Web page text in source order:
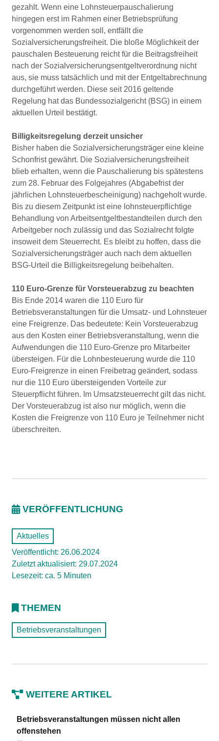
gezahlt. Wenn eine Lohnsteuerpauschalierung
hingegen erst im Rahmen einer Betriebsprüfung
vorgenommen werden soll, entfällt die
Sozialversicherungsfreiheit. Die bloße Möglichkeit der
pauschalen Besteuerung reicht für die Beitragsfreiheit
nach der Sozialversicherungsentgeltverordnung nicht
aus, sie muss tatsächlich und mit der Entgeltabrechnung
durchgeführt werden. Diese seit 2016 geltende
Regelung hat das Bundessozialgericht (BSG) in einem
aktuellen Urteil bestätigt.
Billigkeitsregelung derzeit unsicher
Bisher haben die Sozialversicherungsträger eine kleine
Schonfrist gewährt. Die Sozialversicherungsfreiheit
blieb erhalten, wenn die Pauschalierung bis spätestens
zum 28. Februar des Folgejahres (Abgabefrist der
jährlichen Lohnsteuerbescheinigung) nachgeholt wurde.
Bis zu diesem Zeitpunkt ist eine lohnsteuerpflichtige
Behandlung von Arbeitsentgeltbestandteilen durch den
Arbeitgeber noch zulässig und das Sozialrecht folgte
insoweit dem Steuerrecht. Es bleibt zu hoffen, dass die
Sozialversicherungsträger auch nach dem aktuellen
BSG-Urteil die Billigkeitsregelung beibehalten.
110 Euro-Grenze für Vorsteuerabzug zu beachten
Bis Ende 2014 waren die 110 Euro für
Betriebsveranstaltungen für die Umsatz- und Lohnsteuer
eine Freigrenze. Das bedeutete: Kein Vorsteuerabzug
aus den Kosten einer Betriebsveranstaltung, wenn die
Aufwendungen die 110 Euro-Grenze pro Mitarbeiter
übersteigen. Für die Lohnbesteuerung wurde die 110
Euro-Freigrenze in einen Freibetrag geändert, sodass
nur die 110 Euro übersteigenden Vorteile zur
Steuerpflicht führen. Im Umsatzsteuerrecht gilt das nicht.
Der Vorsteuerabzug ist also nur möglich, wenn die
Kosten die Freigrenze von 110 Euro je Teilnehmer nicht
überschreiten.
VERÖFFENTLICHUNG
Aktuelles
Veröffentlicht: 26.06.2024
Zuletzt aktualisiert: 29.07.2024
Lesezeit: ca. 5 Minuten
THEMEN
Betriebsveranstaltungen
WEITERE ARTIKEL
Betriebsveranstaltungen müssen nicht allen
offenstehen